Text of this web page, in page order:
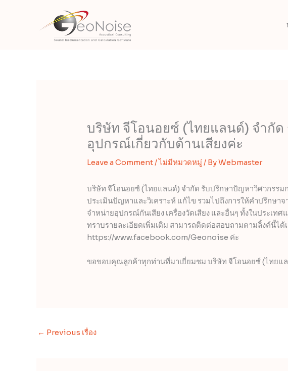
บริษัท จีโอนอยซ์ (ไทยแลนด์) จำกั
อุปกรณ์เกี่ยวกับด้านเสียงค่ะ
Leave a Comment/ไม่มีหมวดหมู่ / ByWebmaster
บริษัท จีโอนอยซ์ (ไทยแลนด์) จำกัด รับปรึกษาปัญหาวิศวกรรม
ประเมินปัญหาและวิเคราะห์ แก้ไข รวมไปถึงการให้คำปรึกษาจ
จำหน่ายอุปกรณ์กันเสียง เครื่องวัดเสียง และอื่นๆ ทั้งในประเท
ทราบรายละเอียดเพิ่มเติม สามารถติดต่อสอบถามตามลิ้งค์นี้
https://www.facebook.com/Geonoise ค่ะ
ขอขอบคุณลูกค้าทุกท่านที่มาเยี่ยมชม บริษัท จีโอนอยซ์ (ไทยแ
← Previous เรื่อง